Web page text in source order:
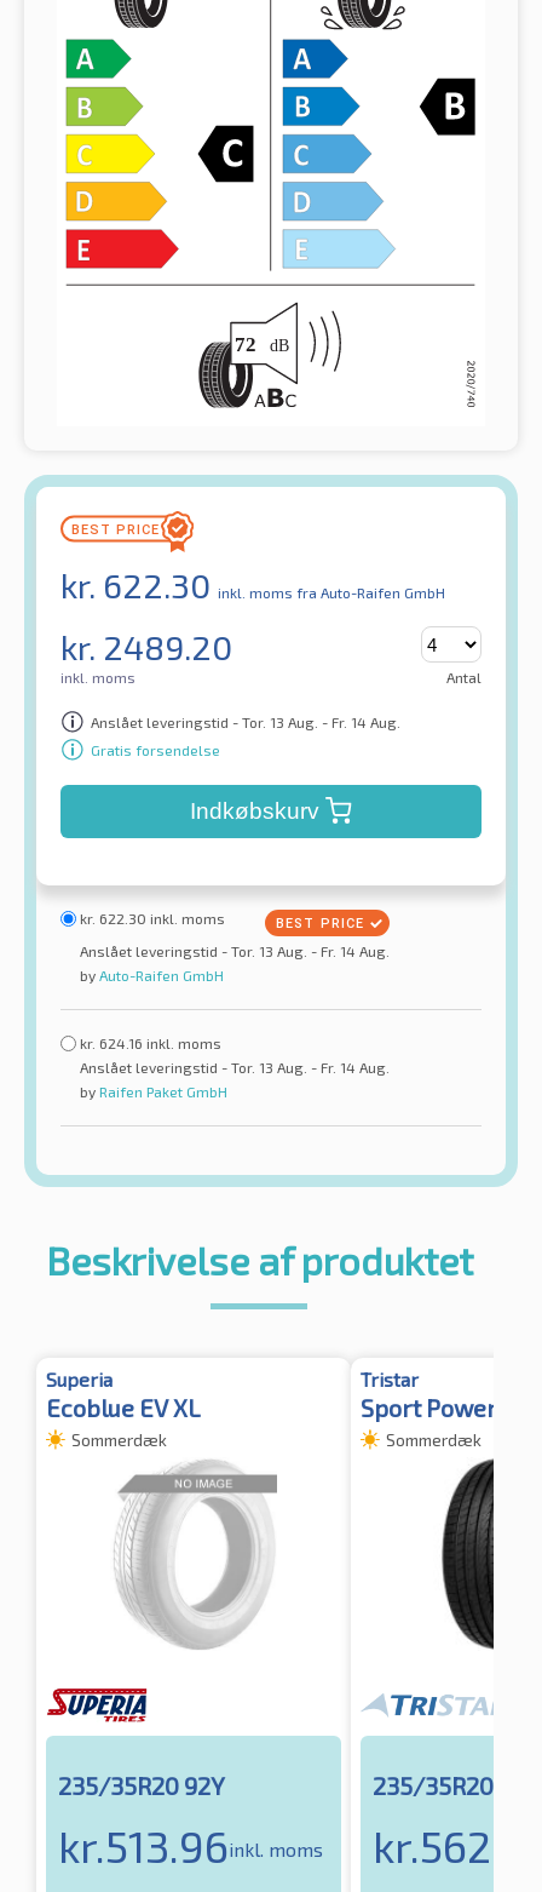
kr. 622.30 inkl. moms fra Auto-Raifen GmbH
kr. 2489.20
inkl. moms Antal
Anslået leveringstid - Tor. 13 Aug. - Fr. 14 Aug.
Gratis forsendelse
Indkøbskurv
kr. 622.30 inkl. moms
Anslået leveringstid - Tor. 13 Aug. - Fr. 14 Aug.
by Auto-Raifen GmbH
kr. 624.16 inkl. moms
Anslået leveringstid - Tor. 13 Aug. - Fr. 14 Aug.
by Raifen Paket GmbH
Beskrivelse af produktet
Superia
Ecoblue EV XL
Sommerdæk
235/35R20 92Y
kr.513.96inkl. moms
Tristar
Sport Power 2
Sommerdæk
235/35R20 92Y
kr.